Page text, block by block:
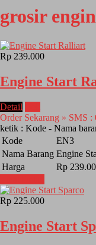
grosir
Rp 239.000
Engine Start
Detail
Order Sekarang » SMS :
ketik : Kode - Nama
Kode
EN3
Nama Barang Engine
Harga
Rp
Rp 225.000
Engine Start